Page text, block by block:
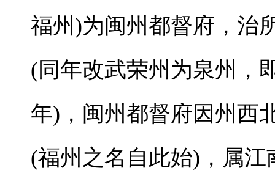
福州)为闽州都督府，治
(同年改武荣州为泉州，
年)，闽州都督府因州西
(福州之名自此始)，属